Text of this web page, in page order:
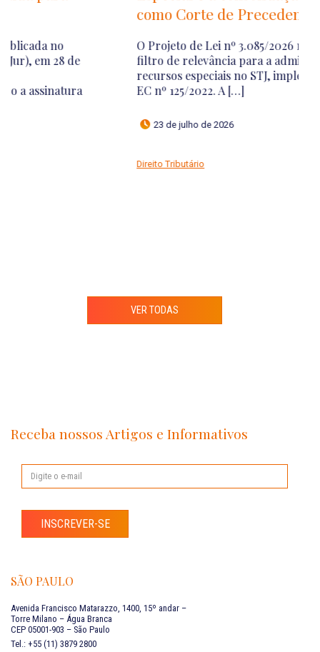
como Corte de Precedentes
O Projeto de Lei nº 3.085/2026 regulamenta o
filtro de relevância para a admissão de
recursos especiais no STJ, implementando a
EC nº 125/2022. A […]
VER TODAS
Receba nossos Artigos e Informativos
INSCREVER-SE
SÃO PAULO
Avenida Francisco Matarazzo, 1400, 15º andar –
Torre Milano – Água Branca
CEP 05001-903 – São Paulo
Tel.: +55 (11) 3879 2800